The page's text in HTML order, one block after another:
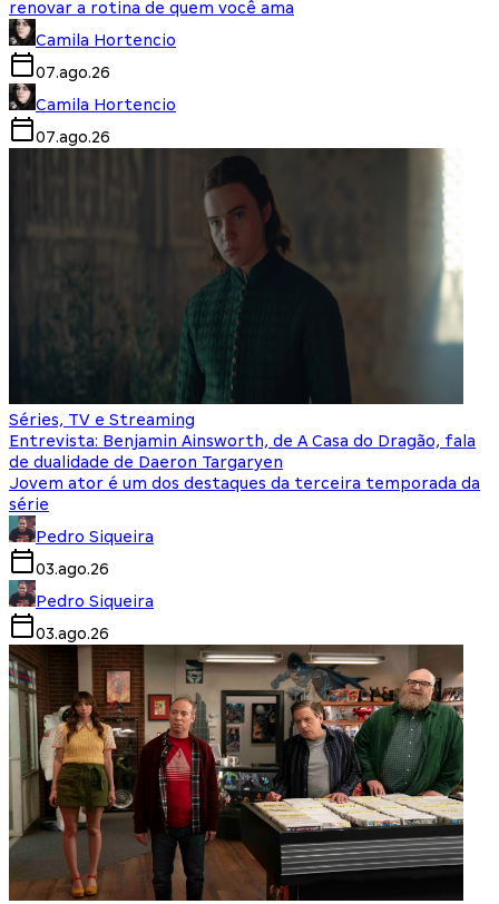
renovar a rotina de quem você ama
Camila Hortencio
07.ago.26
Camila Hortencio
07.ago.26
Séries, TV e Streaming
Entrevista: Benjamin Ainsworth, de A Casa do Dragão, fala
de dualidade de Daeron Targaryen
Jovem ator é um dos destaques da terceira temporada da
série
Pedro Siqueira
03.ago.26
Pedro Siqueira
03.ago.26